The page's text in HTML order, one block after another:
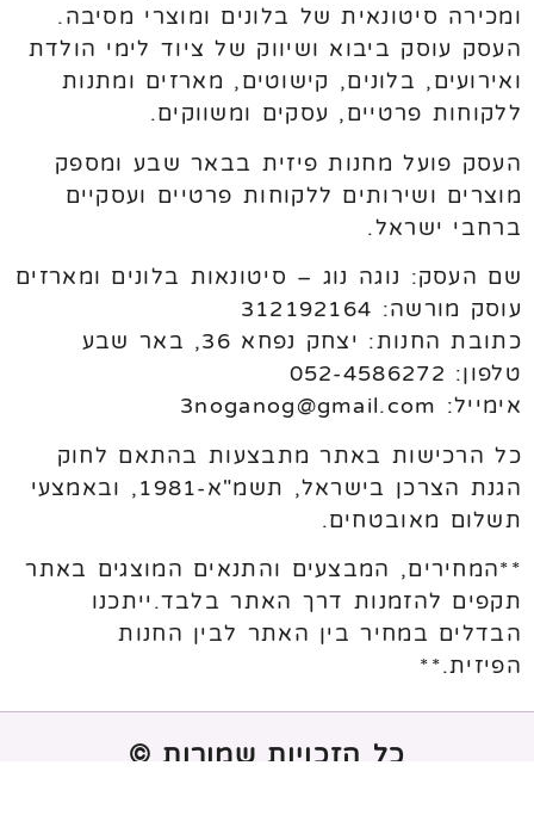
ומכירה סיטונאית של בלונים ומוצרי מסיבה.
העסק עוסק ביבוא ושיווק של ציוד לימי הולדת
ואירועים, בלונים, קישוטים, מארזים ומתנות
ללקוחות פרטיים, עסקים ומשווקים.
העסק פועל מחנות פיזית בבאר שבע ומספק
מוצרים ושירותים ללקוחות פרטיים ועסקיים
ברחבי ישראל.
שם העסק: נוגה נוג – סיטונאות בלונים ומארזים
עוסק מורשה: 312192164
כתובת החנות: יצחק נפחא 36, באר שבע
טלפון: 052-4586272
אימייל: 3noganog@gmail.com
כל הרכישות באתר מתבצעות בהתאם לחוק
הגנת הצרכן בישראל, תשמ"א-1981, ובאמצעי
תשלום מאובטחים.
**המחירים, המבצעים והתנאים המוצגים באתר
תקפים להזמנות דרך האתר בלבד.ייתכנו
הבדלים במחיר בין האתר לבין החנות
הפיזית.**
כל הזכויות שמורות ©